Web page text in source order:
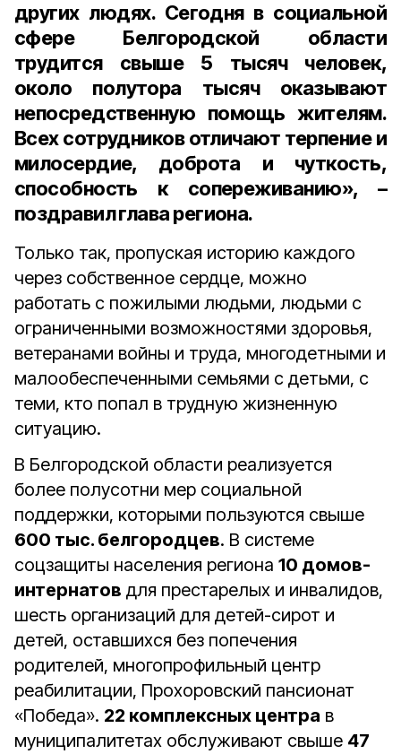
других людях. Сегодня в социальной
сфере Белгородской области
трудится свыше 5 тысяч человек,
около полутора тысяч оказывают
непосредственную помощь жителям.
Всех сотрудников отличают терпение и
милосердие, доброта и чуткость,
способность к сопереживанию», –
поздравил глава региона.
Только так, пропуская историю каждого
через собственное сердце, можно
работать с пожилыми людьми, людьми с
ограниченными возможностями здоровья,
ветеранами войны и труда, многодетными и
малообеспеченными семьями с детьми, с
теми, кто попал в трудную жизненную
ситуацию.
В Белгородской области реализуется
более полусотни мер социальной
поддержки, которыми пользуются свыше
600 тыс. белгородцев. В системе
соцзащиты населения региона 10 домов-
интернатов для престарелых и инвалидов,
шесть организаций для детей-сирот и
детей, оставшихся без попечения
родителей, многопрофильный центр
реабилитации, Прохоровский пансионат
«Победа». 22 комплексных центра в
муниципалитетах обслуживают свыше 47